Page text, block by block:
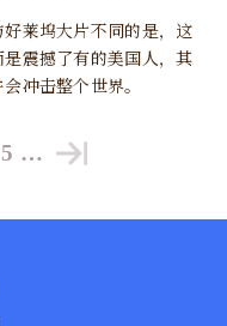
莱坞大片不同的是，这
震撼了有的美国人，其
冲击整个世界。
5 …